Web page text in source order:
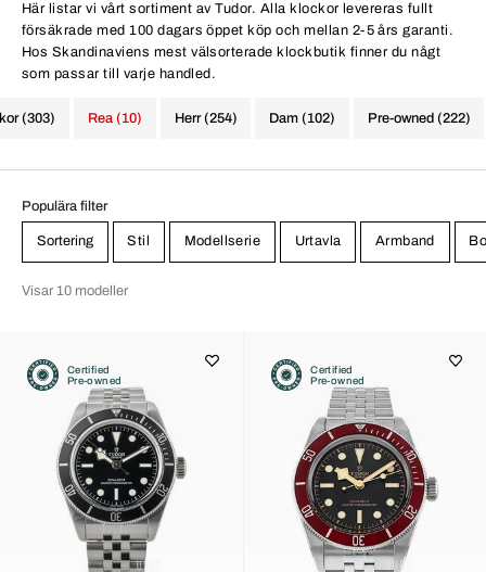
Här listar vi vårt sortiment av Tudor. Alla klockor levereras fullt
försäkrade med 100 dagars öppet köp och mellan 2-5 års garanti.
Hos Skandinaviens mest välsorterade klockbutik finner du någt
som passar till varje handled.
(303) Herr (254) Dam (102) Pre-owned (222)
Rea (10)
Populära filter
Sortering Stil Modellserie Urtavla Armband
Visar 10 modeller
Certified
Pre-owned
Certified
Pre-owned